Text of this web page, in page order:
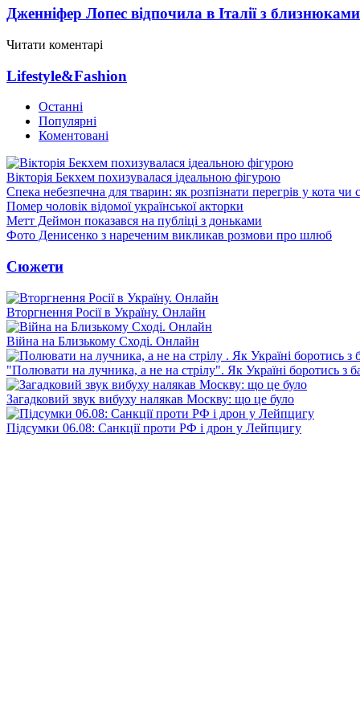
Дженніфер Лопес відпочила в Італії з близнюками
Читати коментарі
Lifestyle&Fashion
Останні
Популярні
Коментовані
Вікторія Бекхем похизувалася ідеальною фігурою
Спека небезпечна для тварин: як розпізнати перегрів у кота чи
Помер чоловік відомої української акторки
Метт Деймон показався на публіці з доньками
Фото Денисенко з нареченим викликав розмови про шлюб
Сюжети
Вторгнення Росії в Україну. Онлайн
Війна на Близькому Сході. Онлайн
"Полювати на лучника, а не на стрілу". Як Україні боротись з
Загадковий звук вибуху налякав Москву: що це було
Підсумки 06.08: Санкції проти РФ і дрон у Лейпцигу